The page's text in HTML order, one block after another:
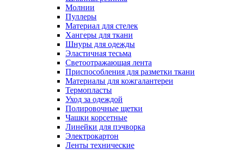
Молнии
Пуллеры
Материал для стелек
Хангеры для ткани
Шнуры для одежды
Эластичная тесьма
Светоотражающая лента
Приспособления для разметки ткани
Материалы для кожгалантереи
Термопласты
Уход за одеждой
Полировочные щетки
Чашки корсетные
Линейки для пэчворка
Электрокартон
Ленты технические